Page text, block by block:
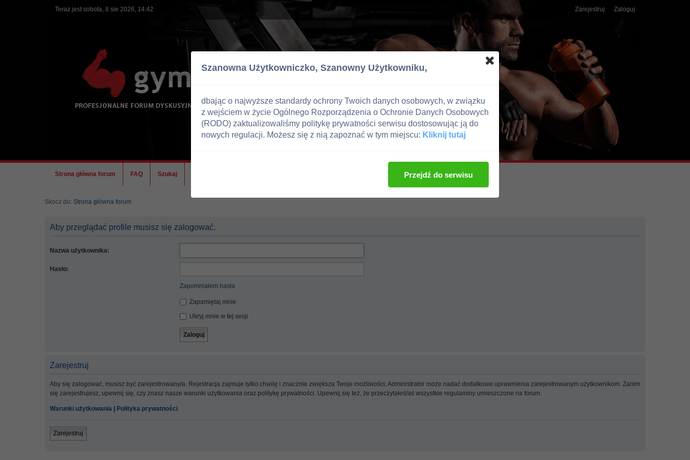
Teraz jest sobota, 8 sie 2026, 14:42 Zarejestruj Zaloguj
Strona główna forum FAQ Szukaj
Skocz do: Strona główna forum
Aby przeglądać profile musisz się zalogować.
Nazwa użytkownika:
Hasło:
Zapomniałem hasła
Zapamiętaj mnie
Ukryj mnie w tej sesji
Zarejestruj
Aby się zalogować, musisz być zarejestrowany/a. Rejestracja zajmuje tylko chwilę i znacznie zwiększa Twoje możliwości. Administrator może nadać dodatkowe uprawnienia zarejestrowanym użytkownikom. Zanim
się zarejestrujesz, upewnij się, czy znasz nasze warunki użytkowania oraz politykę prywatności. Upewnij się też, że przeczytałeś/aś wszystkie regulaminy umieszczone na forum.
Warunki użytkowania Polityka prywatności
Zarejestruj
Szanowna Użytkowniczko, Szanowny Użytkowniku,
dbając o najwyższe standardy ochrony Twoich danych osobowych, w związku
z wejściem w życie Ogólnego Rozporządzenia o Ochronie Danych Osobowych
(RODO) zaktualizowaliśmy politykę prywatności serwisu dostosowując ją do
nowych regulacji. Możesz się z nią zapoznać w tym miejscu: Kliknij tutaj
Przejdź do serwisu